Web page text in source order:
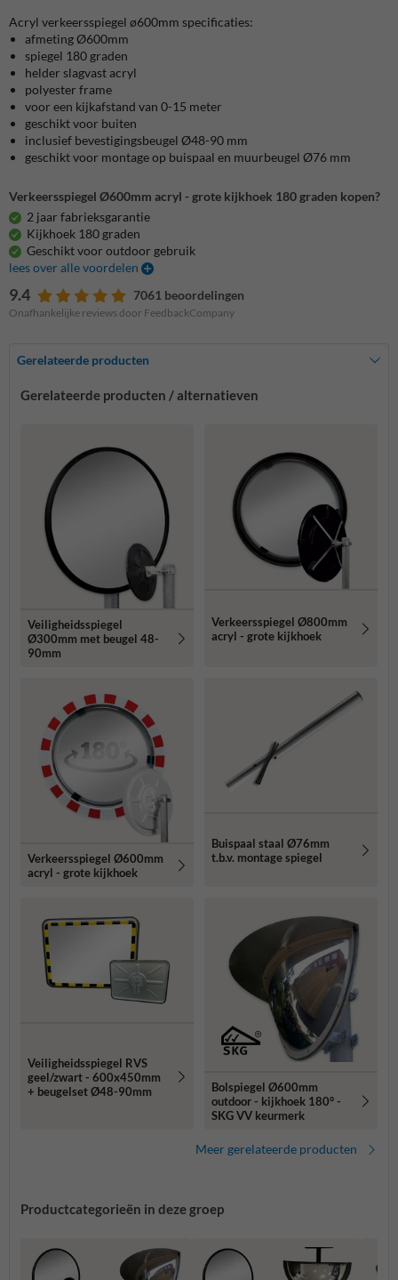
Acryl verkeersspiegel ø600mm specificaties:
afmeting Ø600mm
spiegel 180 graden
helder slagvast acryl
polyester frame
voor een kijkafstand van 0-15 meter
geschikt voor buiten
inclusief bevestigingsbeugel Ø48-90 mm
geschikt voor montage op buispaal en muurbeugel Ø76 mm
Verkeersspiegel Ø600mm acryl - grote kijkhoek 180 graden kopen?
2 jaar fabrieksgarantie
Kijkhoek 180 graden
Geschikt voor outdoor gebruik
lees over alle voordelen
9.4 7061 beoordelingen
Onafhankelijke reviews door FeedbackCompany
Gerelateerde producten
Gerelateerde producten / alternatieven
Veiligheidsspiegel
Ø300mm met beugel 48-
90mm
Verkeersspiegel Ø800mm
acryl - grote kijkhoek
Verkeersspiegel Ø600mm
acryl - grote kijkhoek
Buispaal staal Ø76mm
t.b.v. montage spiegel
Veiligheidsspiegel RVS
geel/zwart - 600x450mm
+ beugelset Ø48-90mm
Bolspiegel Ø600mm
outdoor - kijkhoek 180° -
SKG VV keurmerk
Meer gerelateerde producten
Productcategorieën in deze groep